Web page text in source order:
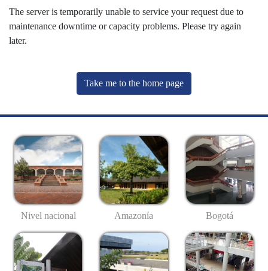
The server is temporarily unable to service your request due to
maintenance downtime or capacity problems. Please try again
later.
Take me to the home page
Nivel nacional Amazonía Bogotá